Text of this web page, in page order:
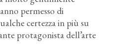
permesso di
certezza in più su
protagonista dell’arte